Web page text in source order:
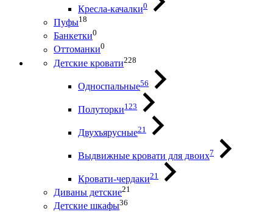
Кресла-качалки0
Пуфы18
Банкетки0
Оттоманки0
Детские кровати228
Односпальные56
Полуторки123
Двухъярусные21
Выдвижные кровати для двоих7
Кровати-чердаки21
Диваны детские21
Детские шкафы36